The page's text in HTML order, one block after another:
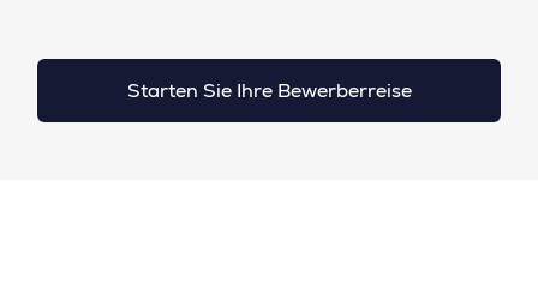
Starten Sie Ihre Bewerberreise